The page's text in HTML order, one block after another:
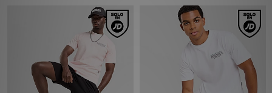
Deportes & Fitness
JD Fútbol